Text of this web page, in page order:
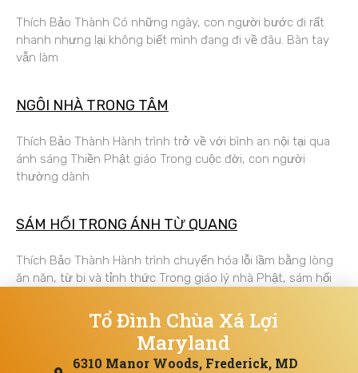
Thích Bảo Thành Có những ngày, con người bước đi rất
nhanh nhưng lại không biết mình đang đi về đâu. Bàn tay
vẫn làm
NGÔI NHÀ TRONG TÂM
Thích Bảo Thành Hành trình trở về với bình an nội tại qua
ánh sáng Thiền Phật giáo Trong cuộc đời, con người
thường dành
SÁM HỐI TRONG ÁNH TỪ QUANG
Thích Bảo Thành Hành trình chuyển hóa lỗi lầm bằng lòng
ăn năn, từ bi và tỉnh thức Trong giáo lý nhà Phật, sám hối
Tổ Đình Chùa Xá Lợi
Maryland
6310 Manor Woods, Frederick, MD